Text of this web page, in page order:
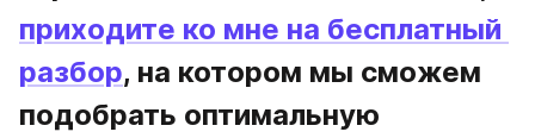
приходите ко мне на бесплатный
разбор, на котором мы сможем
подобрать оптимальную